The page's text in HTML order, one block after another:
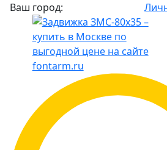
Ваш город: